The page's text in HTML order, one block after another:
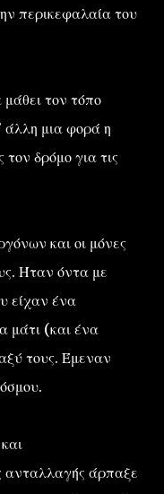
περικεφαλαία του
τον τόπο
άλλη μια φορά η
δρόμο για τις
και οι μόνες
Ήταν όντα με
είχαν ένα
μάτι (και ένα
τους. Έμεναν
ανταλλαγής άρπαξε